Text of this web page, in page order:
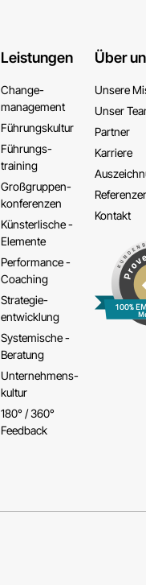
Leistungen
Change­
management
Führungs­kultur
Führungs­
training
Großgruppen­
konferenzen
Künsterlische ­
Elemente
Performance ­
Coaching
Strategie­
entwicklung
Systemische ­
Beratung
Unternehmens­
kultur
180° / 360°
Feedback
Über
Unsere
Unser
Partner
Karriere
Kontakt
100%